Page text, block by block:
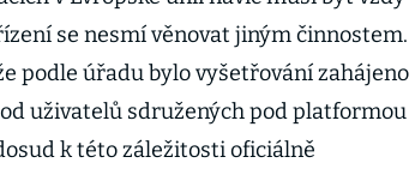
se nesmí věnovat jiným činnostem.
podle úřadu bylo vyšetřování zahájeno
uživatelů sdružených pod platformou
k této záležitosti oficiálně